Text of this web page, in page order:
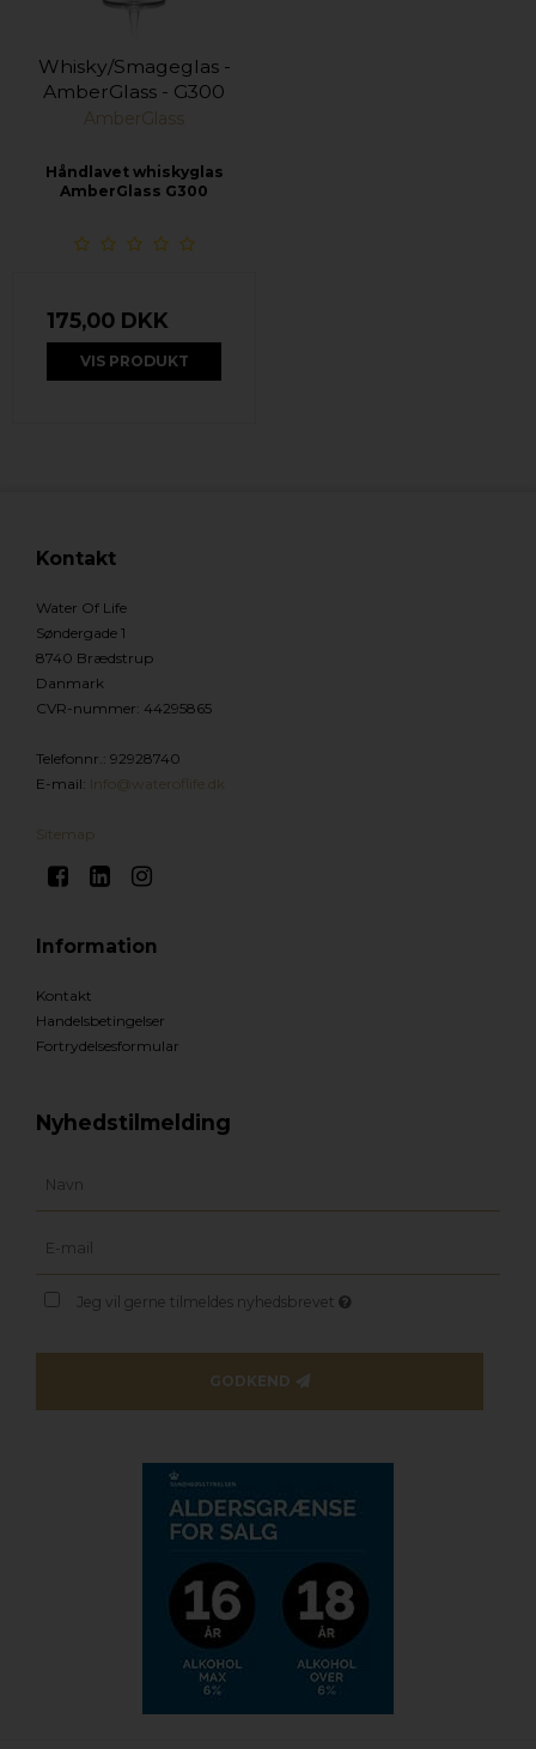
Whisky/Smageglas -
AmberGlass - G300
AmberGlass
Håndlavet whiskyglas
AmberGlass G300
175,00 DKK
VIS PRODUKT
Kontakt
Water Of Life
Søndergade 1
8740 Brædstrup
Danmark
CVR-nummer: 44295865
Telefonnr.: 92928740
E-mail: Info@wateroflife.dk
Sitemap
Information
Kontakt
Handelsbetingelser
Fortrydelsesformular
Nyhedstilmelding
Jeg vil gerne tilmeldes nyhedsbrevet
GODKEND